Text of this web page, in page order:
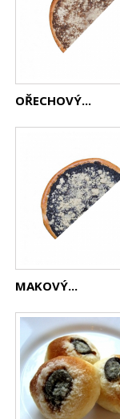
OŘECHOVÝ...
MAKOVÝ...